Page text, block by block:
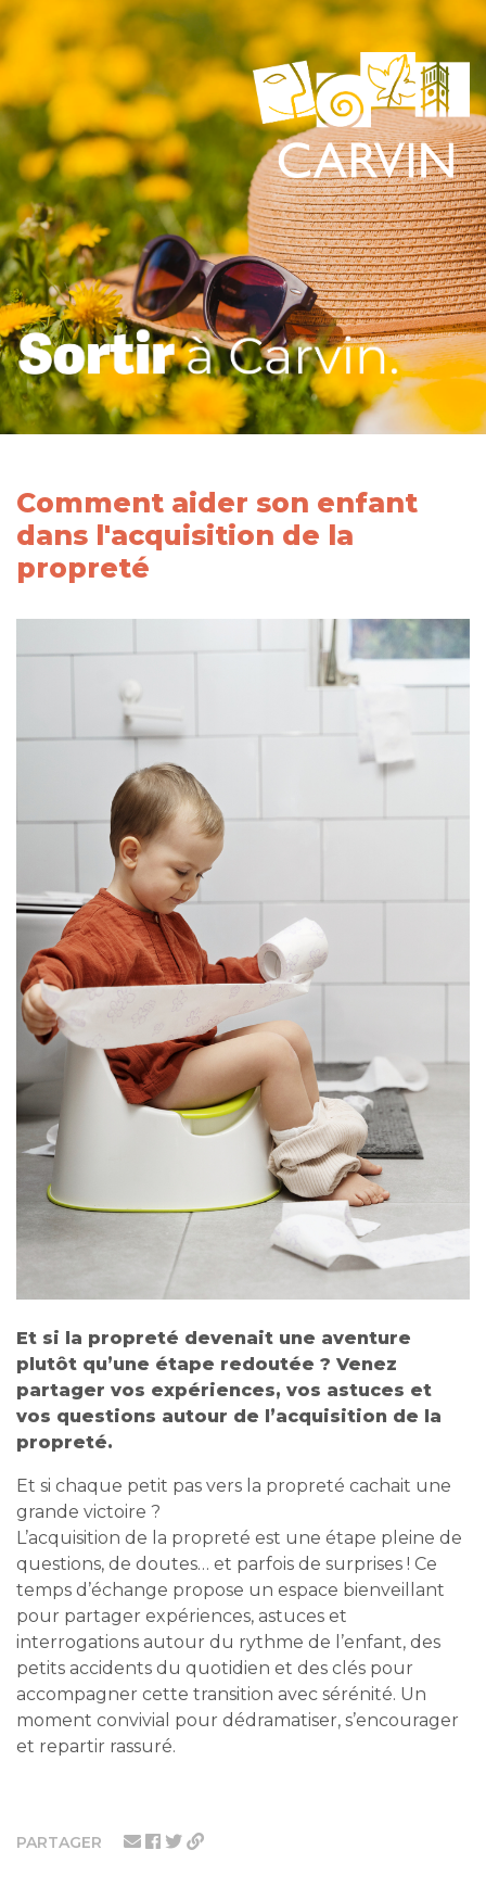
PARTAGER
Comment aider son enfant
dans l'acquisition de la
propreté
Et si la propreté devenait une aventure
plutôt qu’une étape redoutée ? Venez
partager vos expériences, vos astuces et
vos questions autour de l’acquisition de la
propreté.
Et si chaque petit pas vers la propreté cachait une
grande victoire ?
L’acquisition de la propreté est une étape pleine de
questions, de doutes… et parfois de surprises ! Ce
temps d’échange propose un espace bienveillant
pour partager expériences, astuces et
interrogations autour du rythme de l’enfant, des
petits accidents du quotidien et des clés pour
accompagner cette transition avec sérénité. Un
moment convivial pour dédramatiser, s’encourager
et repartir rassuré.